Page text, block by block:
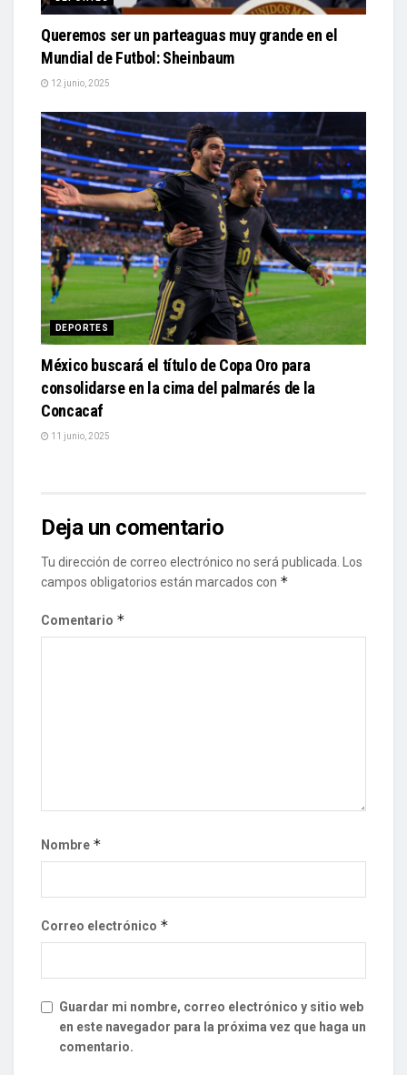
Queremos ser un parteaguas muy grande en el
Mundial de Futbol: Sheinbaum
12 junio, 2025
DEPORTES
México buscará el título de Copa Oro para
consolidarse en la cima del palmarés de la
Concacaf
11 junio, 2025
Deja un comentario
Tu dirección de correo electrónico no será publicada. Los
campos obligatorios están marcados con *
Comentario *
Nombre *
Correo electrónico *
Guardar mi nombre, correo electrónico y sitio web
en este navegador para la próxima vez que haga un
comentario.